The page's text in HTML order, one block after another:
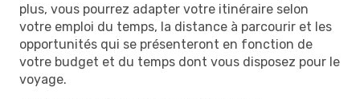
plus, vous pourrez adapter votre itinéraire selon
votre emploi du temps, la distance à parcourir et les
opportunités qui se présenteront en fonction de
votre budget et du temps dont vous disposez pour le
voyage.